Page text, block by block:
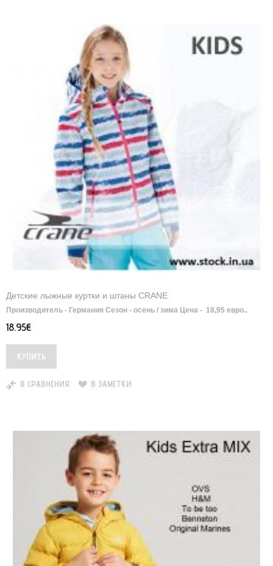
Детские лыжные куртки и штаны CRANE
Производитель - Германия Сезон - осень / зима Цена - 18,95 евро..
18.95€
В СРАВНЕНИЯ В ЗАМЕТКИ